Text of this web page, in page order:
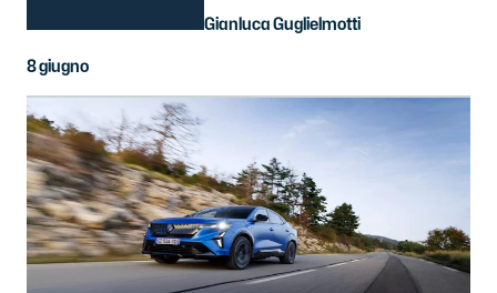
Gianluca Guglielmotti
8 giugno